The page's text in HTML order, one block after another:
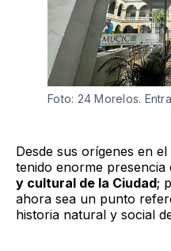
Foto: 24 Morelos.
Desde sus orígenes en el
tenido enorme presencia
y cultural de la Ciudad;
ahora sea un punto
historia natural y social